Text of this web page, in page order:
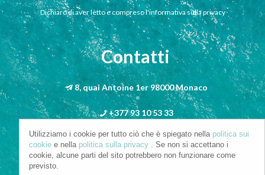
Dichiaro di aver letto e compreso l'informativa sulla privacy
Contatti
8, quai Antoine 1er 98000 Monaco
+377 93 10 53 33
info@riva-mbs.com
Utilizziamo i cookie per tutto ciò che è spiegato nella politica sui
cookie e nella politica sulla privacy . Se non si accettano i
cookie, alcune parti del sito potrebbero non funzionare come
previsto.